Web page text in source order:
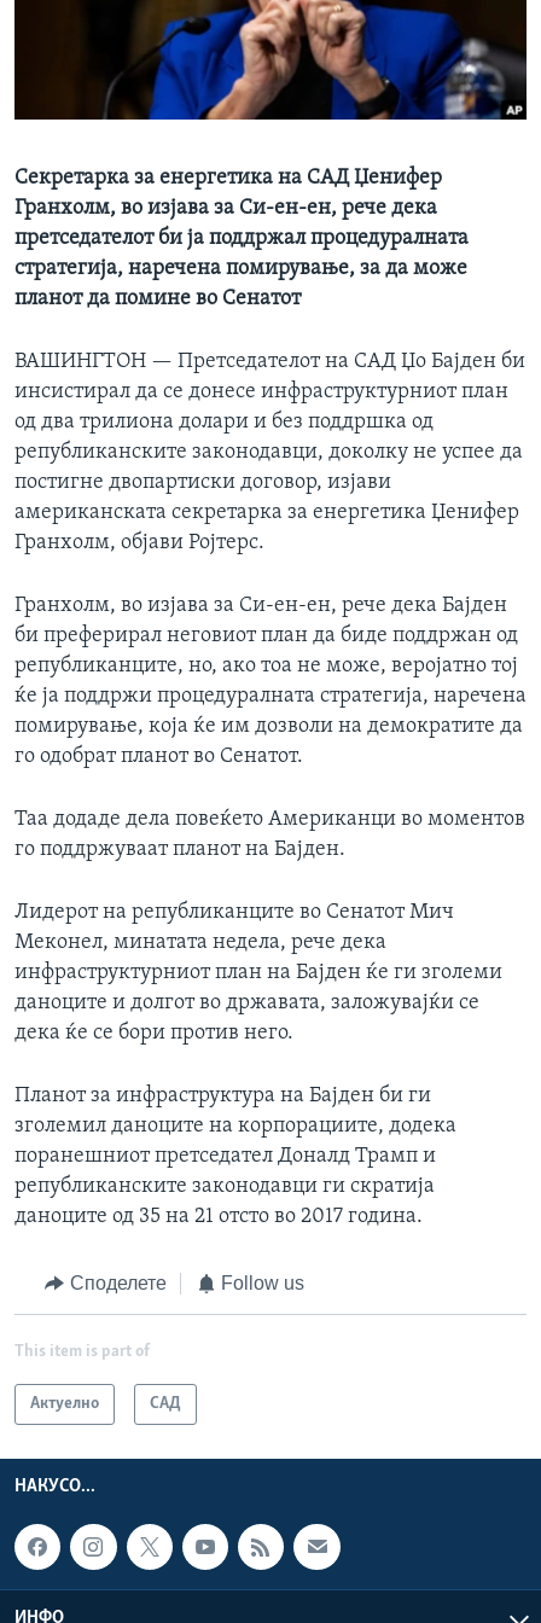
Секретарка за енергетика на САД Џенифер
Гранхолм, во изјава за Си-ен-ен, рече дека
претседателот би ја поддржал процедуралната
стратегија, наречена помирување, за да може
планот да помине во Сенатот
ВАШИНГТОН — Претседателот на САД Џо Бајден би
инсистирал да се донесе инфраструктурниот план
од два трилиона долари и без поддршка од
републиканските законодавци, доколку не успее да
постигне двопартиски договор, изјави
американската секретарка за енергетика Џенифер
Гранхолм, објави Ројтерс.
Гранхолм, во изјава за Си-ен-ен, рече дека Бајден
би преферирал неговиот план да биде поддржан од
републиканците, но, ако тоа не може, веројатно тој
ќе ја поддржи процедуралната стратегија, наречена
помирување, која ќе им дозволи на демократите да
го одобрат планот во Сенатот.
Таа додаде дела повеќето Американци во моментов
го поддржуваат планот на Бајден.
Лидерот на републиканците во Сенатот Мич
Меконел, минатата недела, рече дека
инфраструктурниот план на Бајден ќе ги зголеми
даноците и долгот во државата, заложувајќи се
дека ќе се бори против него.
Планот за инфраструктура на Бајден би ги
зголемил даноците на корпорациите, додека
поранешниот претседател Доналд Трамп и
републиканските законодавци ги скратија
даноците од 35 на 21 отсто во 2017 година.
Споделете Follow us
This item is part of
Актуелно САД
НАКУСО...
ИНФО